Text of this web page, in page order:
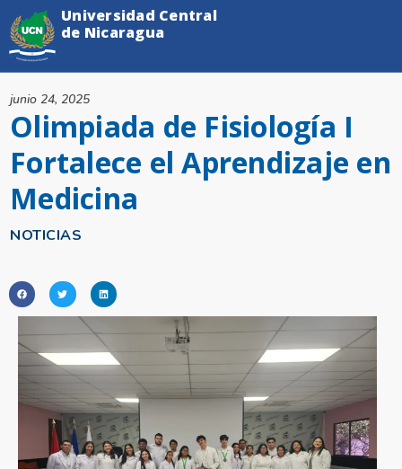
NOTICIAS
Olimpiada de Fisiología I
Fortalece el Aprendizaje en
Medicina
junio 24, 2025
Universidad Central
de Nicaragua